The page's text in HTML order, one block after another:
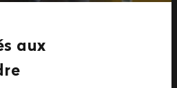
aux